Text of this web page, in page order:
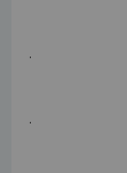
.
.